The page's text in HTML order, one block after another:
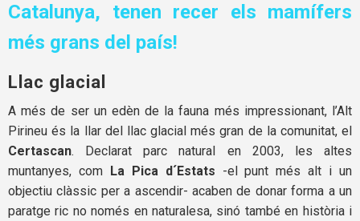
Catalunya, tenen recer els mamífers
més grans del país!
Llac glacial
A més de ser un edèn de la fauna més impressionant, l’Alt
Pirineu és la llar del llac glacial més gran de la comunitat, el
Certascan. Declarat parc natural en 2003, les altes
muntanyes, com La Pica d´Estats -el punt més alt i un
objectiu clàssic per a ascendir- acaben de donar forma a un
paratge ric no només en naturalesa, sinó també en història i